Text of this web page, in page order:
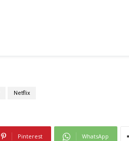
Netflix
Pinterest WhatsApp